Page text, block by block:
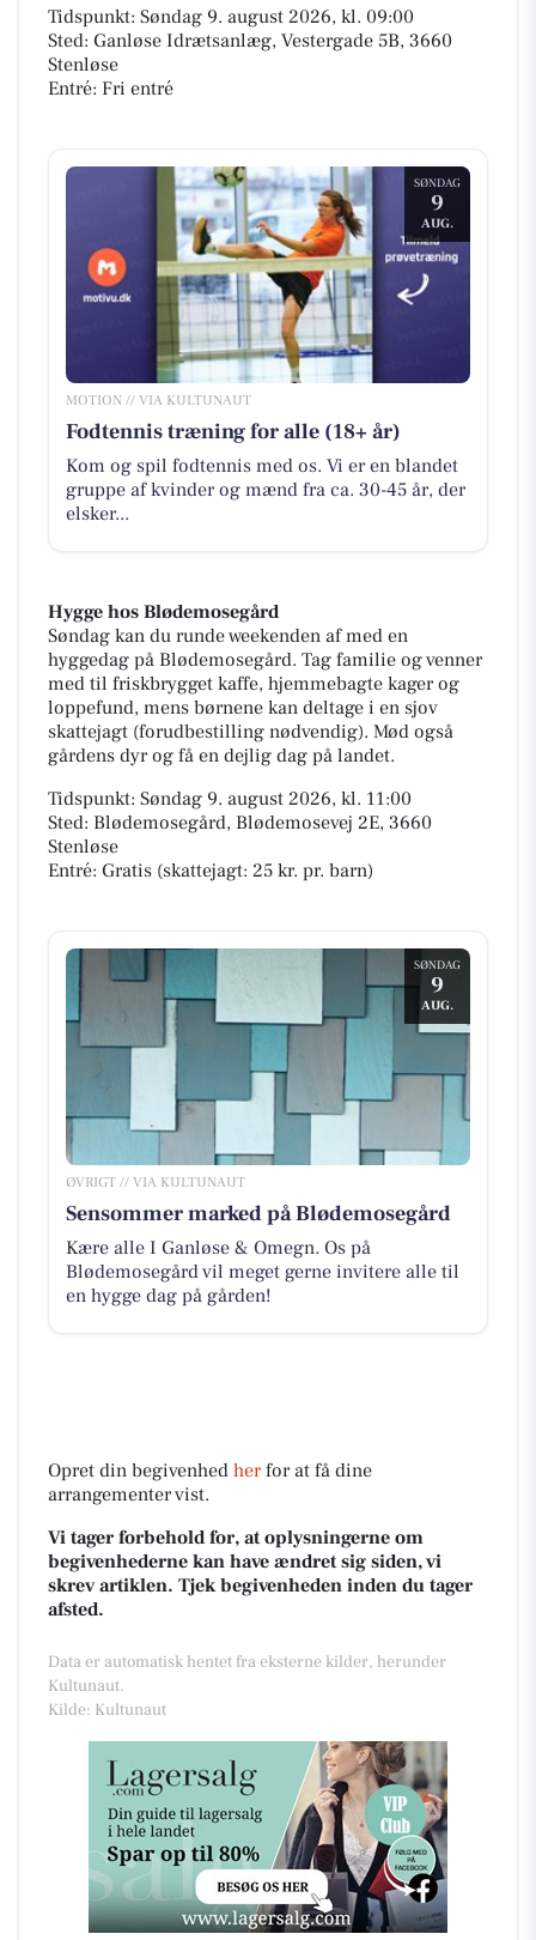
Tidspunkt: Søndag 9. august 2026, kl. 09:00
Sted: Ganløse Idrætsanlæg, Vestergade 5B, 3660
Stenløse
Entré: Fri entré
SØNDAG
9
AUG.
MOTION // VIA KULTUNAUT
Fodtennis træning for alle (18+ år)
Kom og spil fodtennis med os. Vi er en blandet
gruppe af kvinder og mænd fra ca. 30-45 år, der
elsker...
Hygge hos Blødemosegård
Søndag kan du runde weekenden af med en
hyggedag på Blødemosegård. Tag familie og venner
med til friskbrygget kaffe, hjemmebagte kager og
loppefund, mens børnene kan deltage i en sjov
skattejagt (forudbestilling nødvendig). Mød også
gårdens dyr og få en dejlig dag på landet.
Tidspunkt: Søndag 9. august 2026, kl. 11:00
Sted: Blødemosegård, Blødemosevej 2E, 3660
Stenløse
Entré: Gratis (skattejagt: 25 kr. pr. barn)
SØNDAG
9
AUG.
ØVRIGT // VIA KULTUNAUT
Sensommer marked på Blødemosegård
Kære alle I Ganløse & Omegn. Os på
Blødemosegård vil meget gerne invitere alle til
en hygge dag på gården!
Opret din begivenhed herfor at få dine
arrangementer vist.
Vi tager forbehold for, at oplysningerne om
begivenhederne kan have ændret sig siden, vi
skrev artiklen. Tjek begivenheden inden du tager
afsted.
Data er automatisk hentet fra eksterne kilder, herunder
Kultunaut.
Kilde: Kultunaut